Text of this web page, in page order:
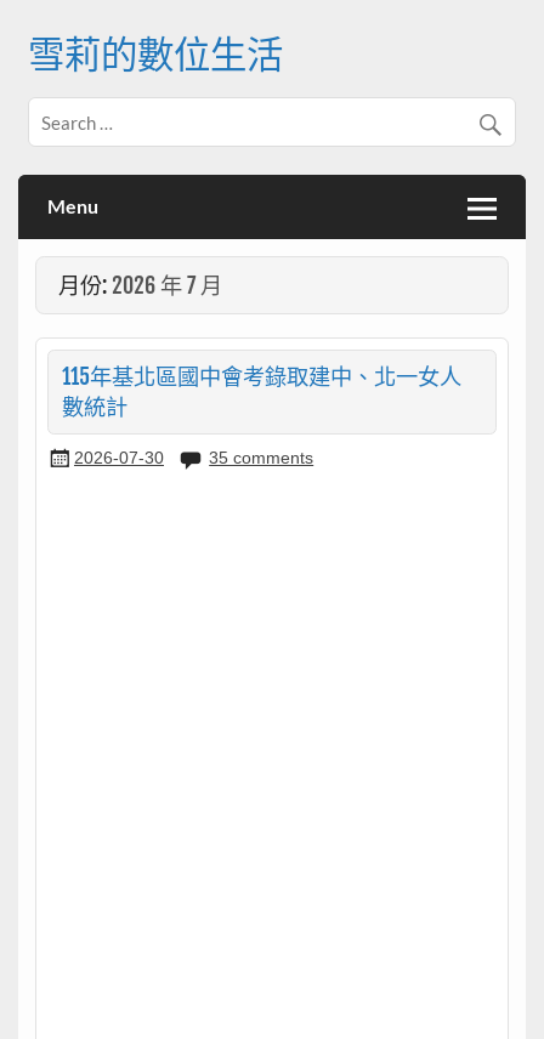
content雪莉的數位生活
Menu
月份: 2026 年 7 月
115年基北區國中會考錄取建中、北一女人
數統計
2026-07-30 35 comments